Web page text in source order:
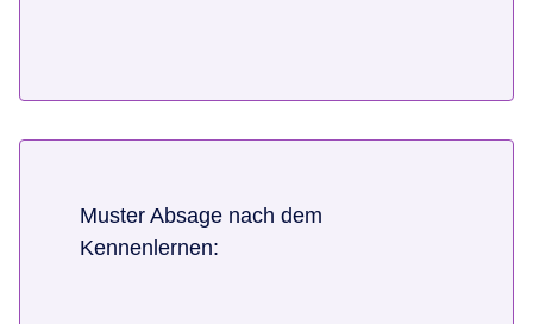
Muster Absage nach dem
Kennenlernen: